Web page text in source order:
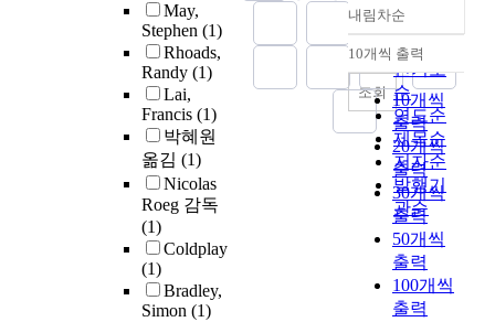
May,
Stephen (1)
Rhoads,
Randy (1)
Lai,
Francis (1)
박혜원
옮김 (1)
Nicolas
Roeg 감독
(1)
Coldplay
(1)
Bradley,
Simon (1)
정확도
순
인기도
순
연도순
제목순
저자순
발행기
관순
내림차순
내림차순
10개씩 출력
10개씩
출력
20개씩
출력
30개씩
출력
50개씩
출력
100개씩
출력
조회